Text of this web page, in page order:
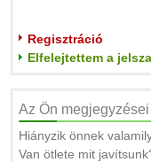
Regisztráció
Elfelejtettem a
Az Ön megjegyzései
Hiányzik önnek
Van ötlete mit